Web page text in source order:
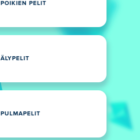
POIKIEN PELIT
ÄLYPELIT
PULMAPELIT